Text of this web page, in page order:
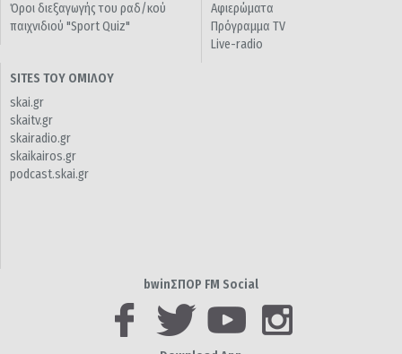
Όροι διεξαγωγής του ραδ/κού
παιχνιδιού "Sport Quiz"
Αφιερώματα
Πρόγραμμα TV
Live-radio
SITES ΤΟΥ ΟΜΙΛΟΥ
skai.gr
skaitv.gr
skairadio.gr
skaikairos.gr
podcast.skai.gr
bwinΣΠΟΡ FM Social